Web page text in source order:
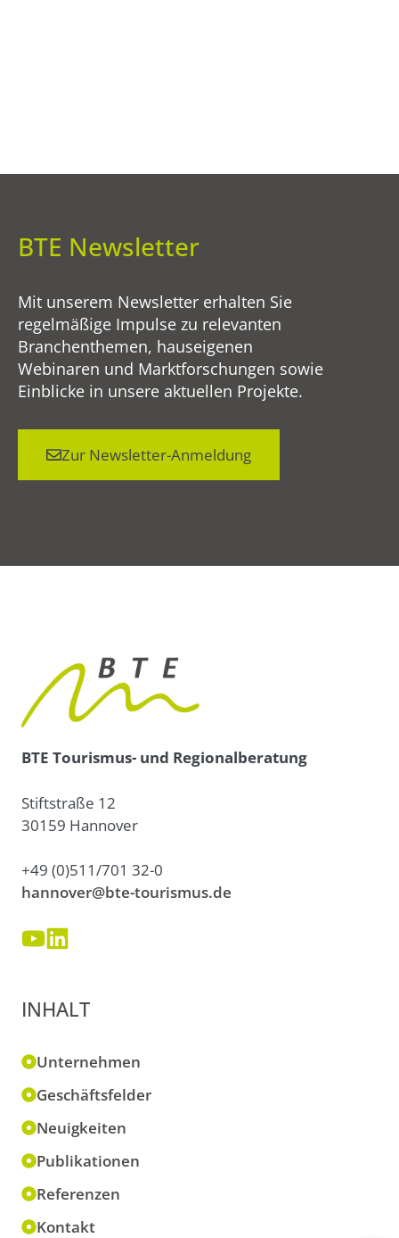
BTE Newsletter
Mit unserem Newsletter erhalten Sie
regelmäßige Impulse zu relevanten
Branchenthemen, hauseigenen
Webinaren und Marktforschungen sowie
Einblicke in unsere aktuellen Projekte.
Zur Newsletter-Anmeldung
BTE Tourismus- und Regionalberatung
Stiftstraße 12
30159 Hannover
+49 (0)511/701 32-0
hannover@bte-tourismus.de
INHALT
Unternehmen
Geschäftsfelder
Neuigkeiten
Publikationen
Referenzen
Kontakt